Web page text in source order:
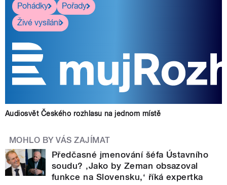
Pohádky
Pořady
Živé vysílání
Audiosvět Českého rozhlasu na jednom místě
MOHLO BY VÁS ZAJÍMAT
Předčasné jmenování šéfa Ústavního
soudu? ‚Jako by Zeman obsazoval
funkce na Slovensku,‘ říká expertka